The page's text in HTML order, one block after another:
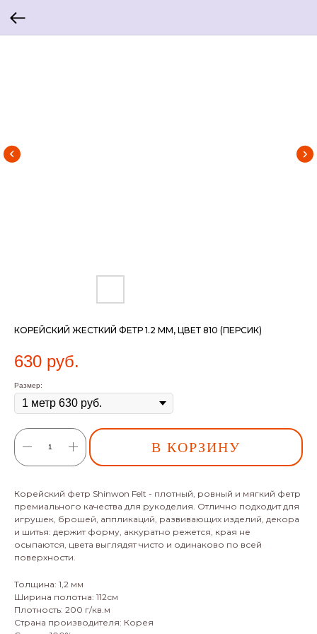
КОРЕЙСКИЙ ЖЕСТКИЙ ФЕТР 1.2 ММ, ЦВЕТ 810 (ПЕРСИК)
630 руб.
Размер:
В КОРЗИНУ
Корейский фетр Shinwon Felt - плотный, ровный и мягкий фетр
премиального качества для рукоделия. Отлично подходит для
игрушек, брошей, аппликаций, развивающих изделий, декора
и шитья: держит форму, аккуратно режется, края не
осыпаются, цвета выглядят чисто и одинаково по всей
поверхности.
Толщина: 1,2 мм
Ширина полотна: 112см
Плотность: 200 г/кв.м
Страна производителя: Корея